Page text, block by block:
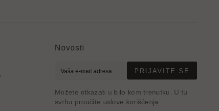
Novosti
PRIJAVITE SE
Možete otkazati u bilo kom trenutku. U tu
svrhu proučite uslove korišćenja.